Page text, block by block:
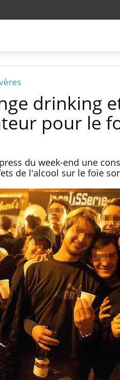
drinking
pour le
du week-end une
de l'alcool sur le foie